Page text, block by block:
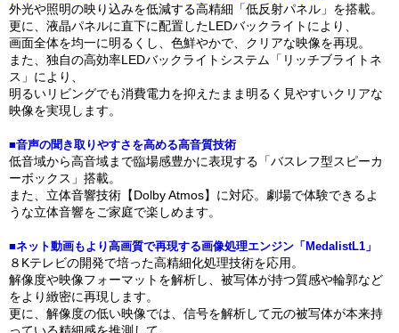
外光や照明の映り込みを低減する高精細「低反射パネル」を搭載。
更に、液晶パネルに直下に配置したLEDバックライトにより、
画面全体を均一に明るくし、色鮮やかで、クリアな映像を再現。
また、独自の高効率LEDバックライトシステム「リッチブライトネ
ス」により、
明るいリビングでも消費電力を抑えたまま明るく見やすいクリアな
映像を実現します。
■音声の聞き取りやすさを高める高音質技術
低音域から高音域まで臨場感豊かに表現する「バスレフ型スピーカ
ーボックス」搭載。
また、立体音響技術【Dolby Atmos】に対応。劇場で体験できるよ
うな立体音響をご家庭で楽しめます。
■ネット動画もより高画質で再現する画像処理エンジン「MedalistL1」
８Kテレビの開発で培った高精細化処理技術を応用。
解像度や映像フォーマットを解析し、被写体が持つ質感や輪郭など
をより緻密に再現します。
更に、解像度の低い映像では、信号を解析して元の被写体が本来持
っている精細感を推測して、